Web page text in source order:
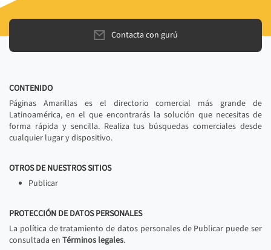
Contacta con gurú
CONTENIDO
Páginas Amarillas es el directorio comercial más grande de
Latinoamérica, en el que encontrarás la solución que necesitas de
forma rápida y sencilla. Realiza tus búsquedas comerciales desde
cualquier lugar y dispositivo.
OTROS DE NUESTROS SITIOS
Publicar
PROTECCIÓN DE DATOS PERSONALES
La política de tratamiento de datos personales de Publicar puede ser
consultada en Términos legales.